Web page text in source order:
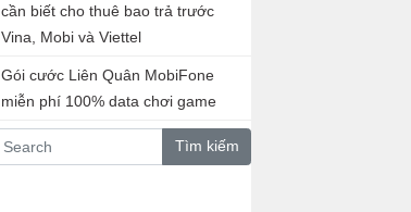
cần biết cho thuê bao trả trước
Vina, Mobi và Viettel
Gói cước Liên Quân MobiFone
miễn phí 100% data chơi game
Tìm kiếm